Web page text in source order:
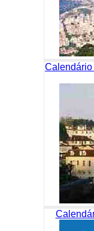
Calendário